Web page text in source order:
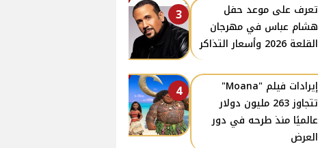
3
تعرف على موعد حفل
هشام عباس في مهرجان
القلعة 2026 وأسعار التذاكر
4
إيرادات فيلم "Moana"
تتجاوز 263 مليون دولار
عالميًا منذ طرحه في دور
العرض